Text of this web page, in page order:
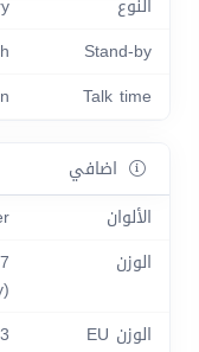
Stand-by
Talk time
اضافي
الألوان
الوزن
الوزن EU